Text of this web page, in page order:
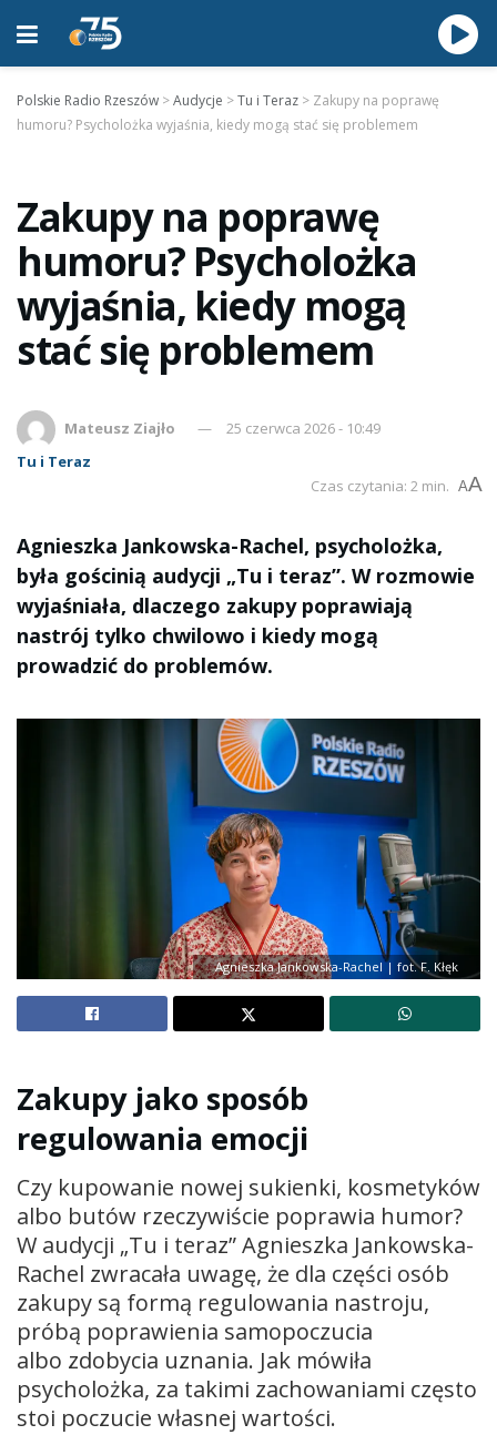
Polskie Radio Rzeszów >Audycje >Tu i Teraz > Zakupy na poprawę
humoru? Psycholożka wyjaśnia, kiedy mogą stać się problemem
Zakupy na poprawę
humoru? Psycholożka
wyjaśnia, kiedy mogą
stać się problemem
Mateusz Ziajło
25 czerwca 2026 - 10:49
Tu i Teraz
Czas czytania: 2 min. AA
Agnieszka Jankowska-Rachel, psycholożka,
była gościnią audycji „Tu i teraz”. W rozmowie
wyjaśniała, dlaczego zakupy poprawiają
nastrój tylko chwilowo i kiedy mogą
prowadzić do problemów.
Agnieszka Jankowska-Rachel | fot. F. Kłęk
Zakupy jako sposób
regulowania emocji
Czy kupowanie nowej sukienki, kosmetyków
albo butów rzeczywiście poprawia humor?
W audycji „Tu i teraz” Agnieszka Jankowska-
Rachel zwracała uwagę, że dla części osób
zakupy są formą regulowania nastroju,
próbą poprawienia samopoczucia
albo zdobycia uznania. Jak mówiła
psycholożka, za takimi zachowaniami często
stoi poczucie własnej wartości.